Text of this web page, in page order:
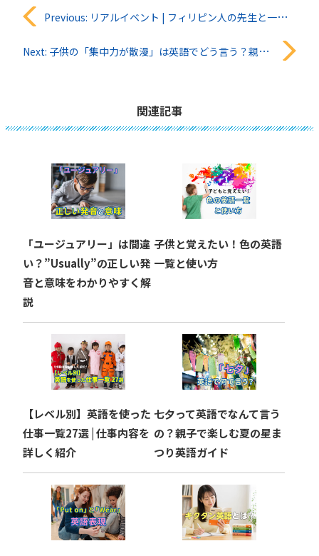
投
稿
ョ
ン
Previous: リアルイベント | フィリピン人の先生と一緒にZUMBAを踊ろう vol.2【イベントレポート】
Next: 子供の「集中力が散漫」は英語でどう言う？親子で学べる表現集
関連記事
「ユージュアリー」は間違
い？”Usually”の正しい発
音と意味をわかりやすく解
説
子供と覚えたい！色の英語
一覧と使い方
【レベル別】英語を使った
仕事一覧27選 | 仕事内容を
詳しく紹介
七夕って英語でなんて言う
の？親子で楽しむ夏の星ま
つり英語ガイド